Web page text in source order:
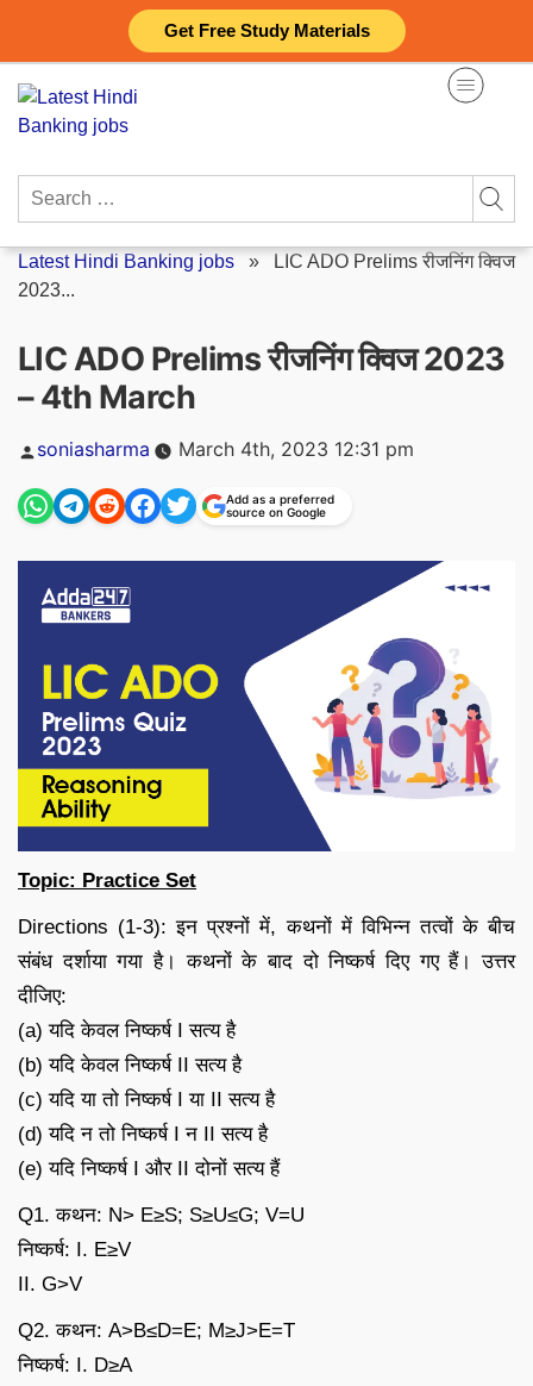
Get Free Study Materials
content
Search
Latest Hindi Banking jobs » LIC ADO Prelims रीजनिंग क्विज
2023...
LIC ADO Prelims रीजनिंग क्विज 2023
– 4th March
Posted
soniasharma March 4th, 2023 12:31 pm
Add as a preferred
source on Google
Topic: Practice Set
Directions (1-3): इन प्रश्नों में, कथनों में विभिन्न तत्वों के बीच
संबंध दर्शाया गया है। कथनों के बाद दो निष्कर्ष दिए गए हैं। उत्तर
दीजिए:
(a) यदि केवल निष्कर्ष I सत्य है
(b) यदि केवल निष्कर्ष II सत्य है
(c) यदि या तो निष्कर्ष I या II सत्य है
(d) यदि न तो निष्कर्ष I न II सत्य है
(e) यदि निष्कर्ष I और II दोनों सत्य हैं
Q1. कथन: N> E≥S; S≥U≤G; V=U
निष्कर्ष: I. E≥V
II. G>V
Q2. कथन: A>B≤D=E; M≥J>E=T
निष्कर्ष: I. D≥A